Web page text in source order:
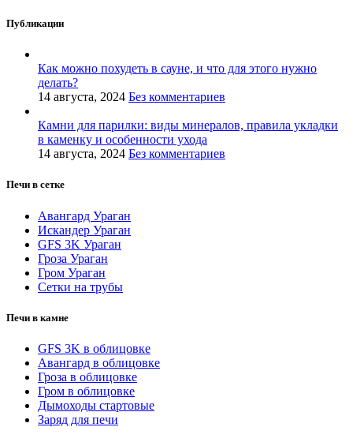
Публикации
Как можно похудеть в сауне, и что для этого нужно
делать?
14 августа, 2024 Без комментариев
Камни для парилки: виды минералов, правила укладки
в каменку и особенности ухода
14 августа, 2024 Без комментариев
Печи в сетке
Авангард Ураган
Искандер Ураган
GFS 3K Ураган
Гроза Ураган
Гром Ураган
Сетки на трубы
Печи в камне
GFS 3K в облицовке
Авангард в облицовке
Гроза в облицовке
Гром в облицовке
Дымоходы стартовые
Заряд для печи